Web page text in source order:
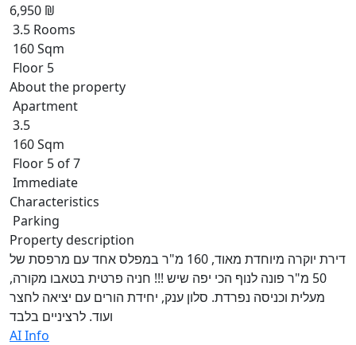
6,950 ₪
3.5 Rooms
160 Sqm
Floor 5
About the property
Apartment
3.5
160 Sqm
Floor 5 of 7
Immediate
Characteristics
Parking
Property description
דירת יוקרה מיוחדת מאוד, 160 מ"ר במפלס אחד עם מרפסת של
50 מ"ר פונה לנוף הכי יפה שיש !!! חניה פרטית בטאבו מקורה,
מעלית וכניסה נפרדת. סלון ענק, יחידת הורים עם יציאה לחצר
ועוד. לרציניים בלבד
AI Info